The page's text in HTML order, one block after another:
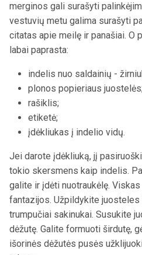
merginos gali surašyti
vestuvių metu galima surašyti
citatas apie meilę ir panašiai. O
labai paprasta:
indelis nuo saldainių -
plonos popieriaus
rašiklis;
etiketė;
įdėkliukas į indelio vidų.
Jei darote įdėkliuką, jį
tokio skersmens kaip indelis.
galite ir įdėti nuotraukėlę.
fantazijos. Užpildykite juosteles
trumpučiai sakinukai. Susukite
dėžutę. Galite formuoti širdutę,
išorinės dėžutės pusės